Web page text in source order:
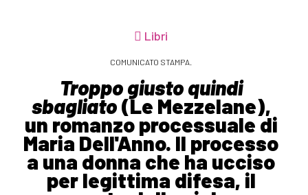
Libri
COMUNICATO STAMPA.
Troppo giusto quindi
sbagliato(Le Mezzelane),
un romanzo processuale di
Maria Dell'Anno. Il processo
a una donna che ha ucciso
per legittima difesa, il